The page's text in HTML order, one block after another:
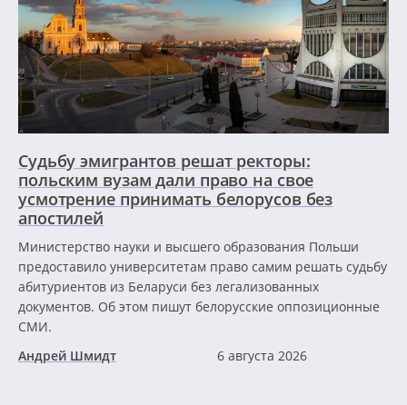
Судьбу эмигрантов решат ректоры:
польским вузам дали право на свое
усмотрение принимать белорусов без
апостилей
Министерство науки и высшего образования Польши
предоставило университетам право самим решать судьбу
абитуриентов из Беларуси без легализованных
документов. Об этом пишут белорусские оппозиционные
СМИ.
Андрей Шмидт
6 августа 2026